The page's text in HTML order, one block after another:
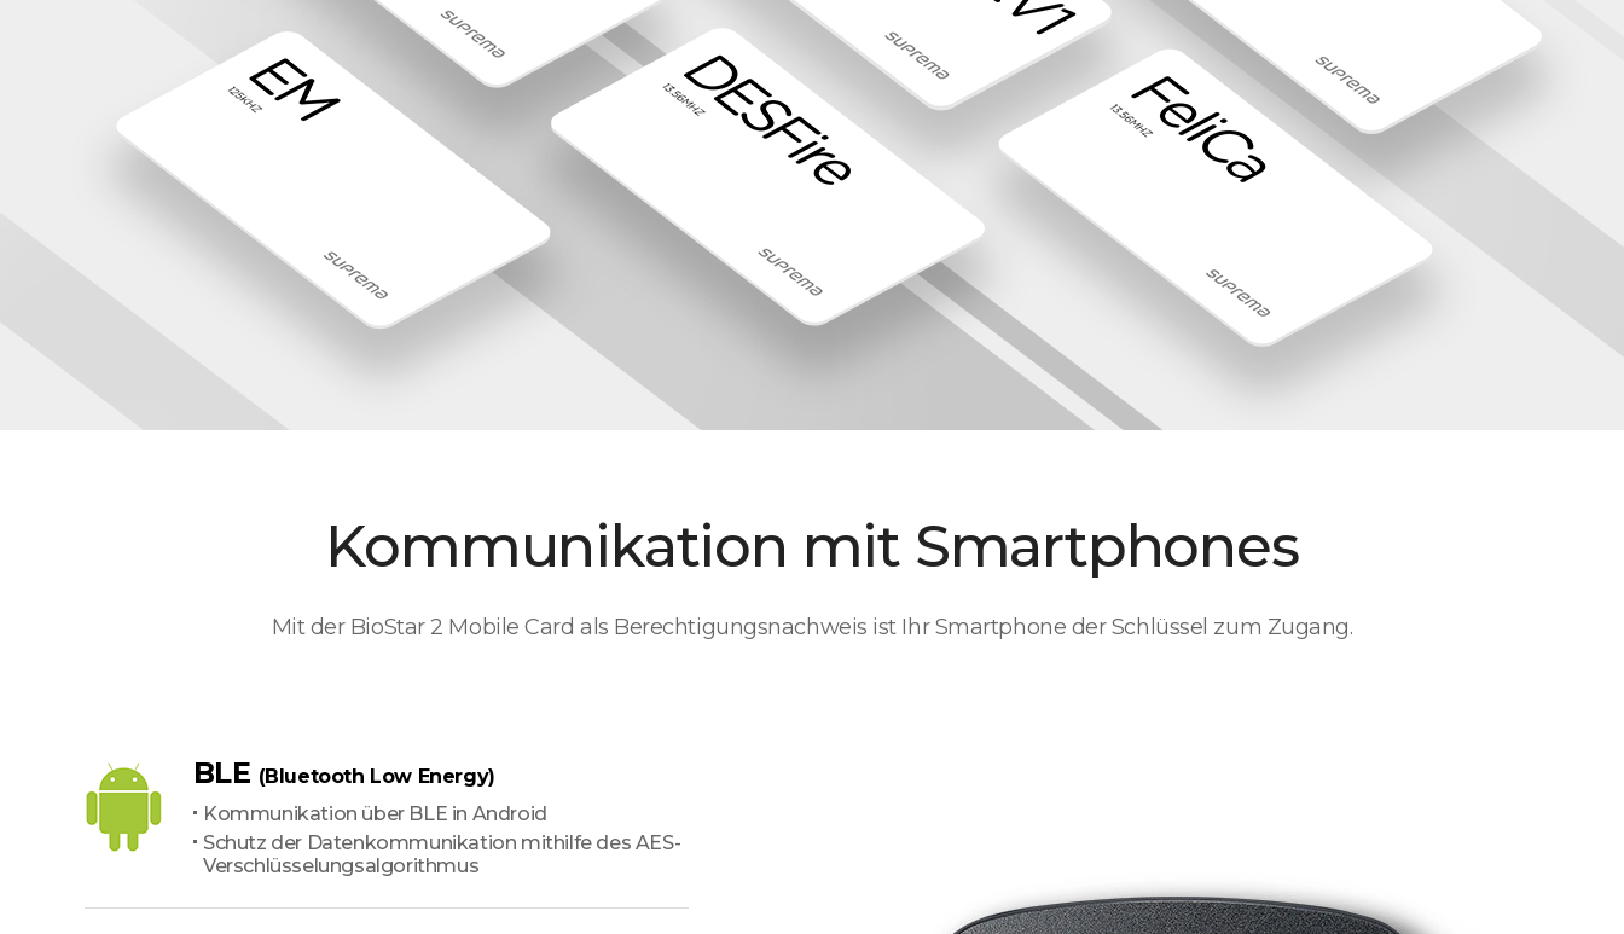
Kommunikation mit Smartphones
Mit der BioStar 2 Mobile Card als Berechtigungsnachweis ist Ihr Smartphone der Schlüssel zum Zugang.
BLE (Bluetooth Low Energy)
Kommunikation über BLE in Android
Schutz der Datenkommunikation mithilfe des AES-
Verschlüsselungsalgorithmus